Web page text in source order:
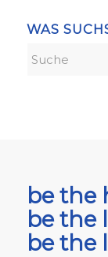
WAS
be the
be the
be the